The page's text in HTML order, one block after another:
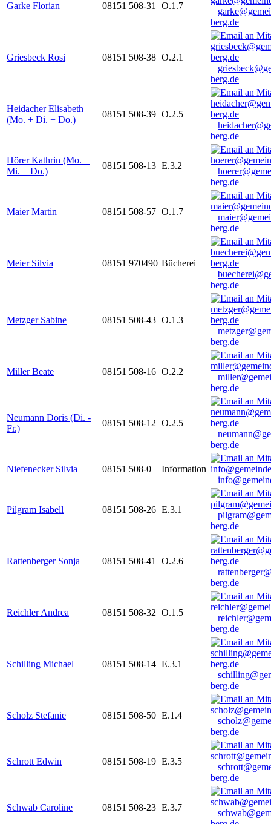
Garke Florian 08151 508-31 O.1.7
berg.de
Griesbeck Rosi 08151 508-38 O.2.1
berg.de
Heidacher Elisabeth
(Mo. + Di. + Do.)
08151 508-39 O.2.5
berg.de
Hörer Kathrin (Mo. +
Mi. + Do.)
08151 508-13 E.3.2
berg.de
Maier Martin 08151 508-57 O.1.7
berg.de
Meier Silvia 08151 970490 Bücherei
berg.de
Metzger Sabine 08151 508-43 O.1.3
berg.de
Miller Beate 08151 508-16 O.2.2
berg.de
Neumann Doris (Di. -
Fr.)
08151 508-12 O.2.5
berg.de
Niefenecker Silvia 08151 508-0
Information
Pilgram Isabell 08151 508-26 E.3.1
berg.de
Rattenberger Sonja 08151 508-41
O.2.6
berg.de
Reichler Andrea 08151 508-32 O.1.5
berg.de
Schilling Michael 08151 508-14 E.3.1
berg.de
Scholz Stefanie 08151 508-50 E.1.4
berg.de
Schrott Edwin 08151 508-19 E.3.5
berg.de
Schwab Caroline 08151 508-23 E.3.7